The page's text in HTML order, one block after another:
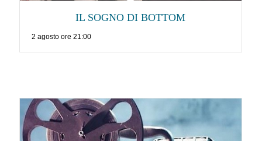
IL SOGNO DI BOTTOM
2 agosto ore 21:00